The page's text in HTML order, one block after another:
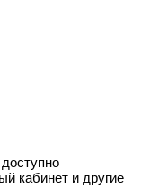
кабинет и другие